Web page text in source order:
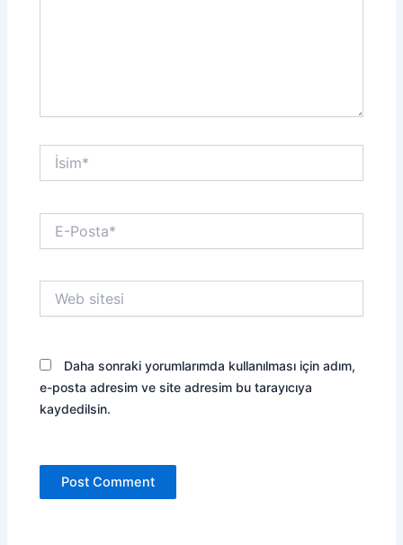
İsim*
Posta*
sitesi
Daha sonraki yorumlarımda kullanılması için adım,
e-posta adresim ve site adresim bu tarayıcıya
kaydedilsin.